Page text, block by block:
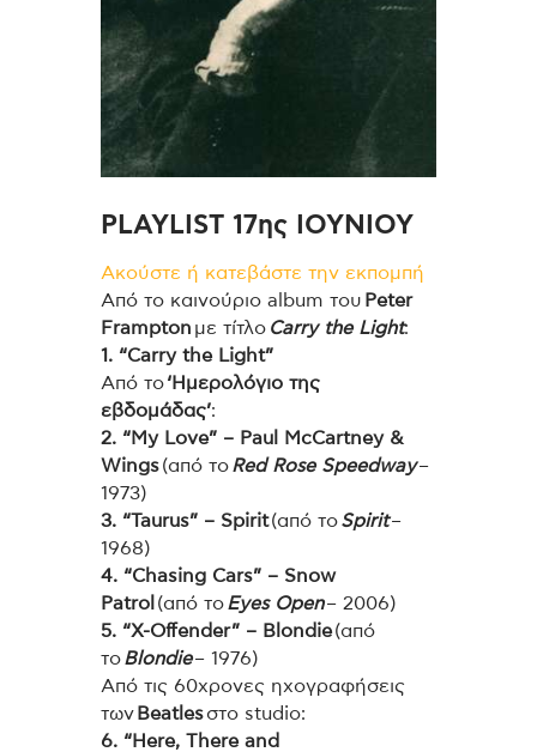
PLAYLIST 17ης ΙΟΥΝΙΟΥ
Ακούστε ή κατεβάστε την εκπομπή
Από το καινούριο album του Peter
Frampton με τίτλο Carry the Light:
1. “Carry the Light”
Από το‘Ημερολόγιο της
εβδομάδας’:
2. “My Love” – Paul McCartney &
Wings(από τοRed Rose Speedway–
1973)
3. “Taurus” – Spirit(από τοSpirit–
1968)
4. “Chasing Cars” – Snow
Patrol (από τοEyes Open– 2006)
5. “X-Offender” – Blondie(από
τοBlondie– 1976)
Από τις 60χρονες ηχογραφήσεις
τωνBeatlesστο studio:
6. “Here, There and